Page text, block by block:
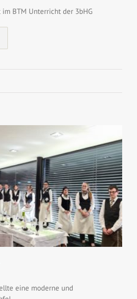
BTM Unterricht der 3bHG
eine moderne und